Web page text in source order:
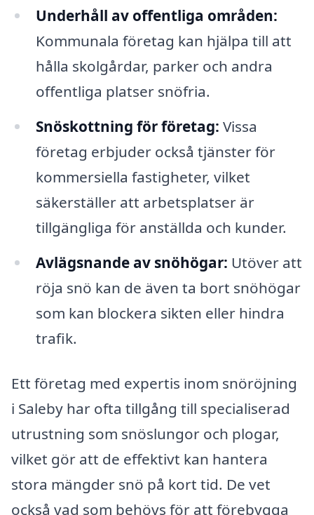
Underhåll av offentliga områden:
Kommunala företag kan hjälpa till att
hålla skolgårdar, parker och andra
offentliga platser snöfria.
Snöskottning för företag: Vissa
företag erbjuder också tjänster för
kommersiella fastigheter, vilket
säkerställer att arbetsplatser är
tillgängliga för anställda och kunder.
Avlägsnande av snöhögar: Utöver att
röja snö kan de även ta bort snöhögar
som kan blockera sikten eller hindra
trafik.
Ett företag med expertis inom snöröjning
i Saleby har ofta tillgång till specialiserad
utrustning som snöslungor och plogar,
vilket gör att de effektivt kan hantera
stora mängder snö på kort tid. De vet
också vad som behövs för att förebygga